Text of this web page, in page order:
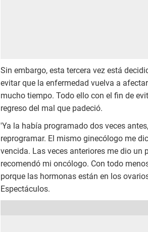
Sin embargo, esta tercera vez está
evitar que la enfermedad vuelva a
mucho tiempo. Todo ello con el fin de
regreso del mal que padeció.
'Ya la había programado dos veces
reprogramar. El mismo ginecólogo me
vencida. Las veces anteriores me dio un
recomendó mi oncólogo. Con todo
porque las hormonas están en los
Espectáculos.